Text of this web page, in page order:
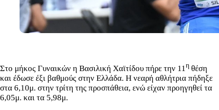
Στο μήκος Γυναικών η Βασιλική Χαϊτίδου πήρε την 11η θέση
και έδωσε έξι βαθμούς στην Ελλάδα. Η νεαρή αθλήτρια πήδηξε
στα 6,10μ. στην τρίτη της προσπάθεια, ενώ είχαν προηγηθεί τα
6,05μ. και τα 5,98μ.